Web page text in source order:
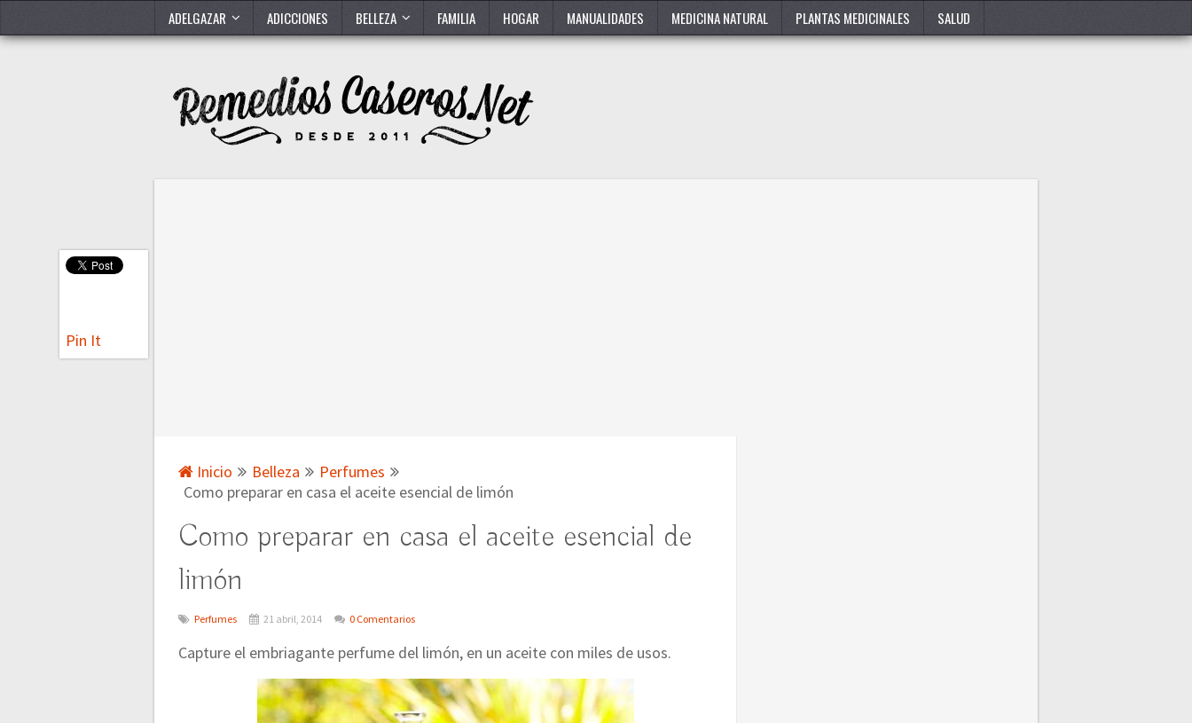
ADELGAZAR ADICCIONES BELLEZA FAMILIA HOGAR MANUALIDADES MEDICINA NATURAL PLANTAS MEDICINALES SALUD
Inicio Belleza
Perfumes
Como preparar en casa el aceite esencial de limón
Como preparar en casa el aceite esencial de
limón
Perfumes 21 abril, 2014 0 Comentarios
Capture el embriagante perfume del limón, en un aceite con miles de usos.
Pin It